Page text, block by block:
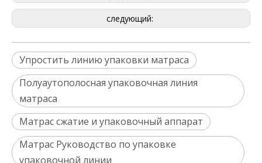
следующий:
Упростить линию упаковки матраса
Полуаутополосная упаковочная линия
матраса
Матрас сжатие и упаковочный аппарат
Матрас Руководство по упаковке
упаковочной линии